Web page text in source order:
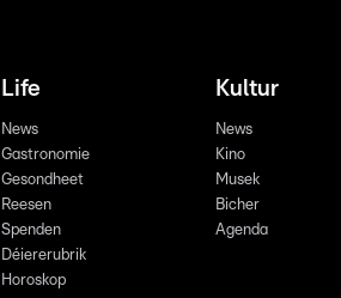
Life
News
Gastronomie
Gesondheet
Reesen
Spenden
Déiererubrik
Horoskop
Kultur
News
Kino
Musek
Bicher
Agenda